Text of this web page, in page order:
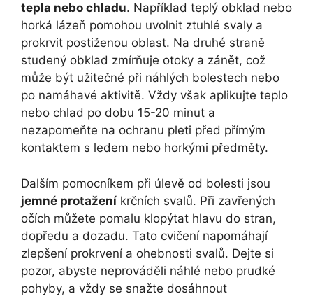
tepla nebo chladu. Například teplý obklad nebo
horká lázeň pomohou uvolnit ztuhlé svaly a
prokrvit postiženou oblast. Na druhé straně
studený obklad zmírňuje otoky a zánět, což
může být užitečné při náhlých bolestech nebo
po namáhavé aktivitě. Vždy však aplikujte teplo
nebo chlad po dobu 15-20 minut a
nezapomeňte na ochranu pleti před přímým
kontaktem s ledem nebo horkými předměty.
Dalším pomocníkem při úlevě od bolesti jsou
jemné protažení krčních svalů. Při zavřených
očích můžete pomalu klopýtat hlavu do stran,
dopředu a dozadu. Tato cvičení napomáhají
zlepšení prokrvení a ohebnosti svalů. Dejte si
pozor, abyste neprováděli náhlé nebo prudké
pohyby, a vždy se snažte dosáhnout